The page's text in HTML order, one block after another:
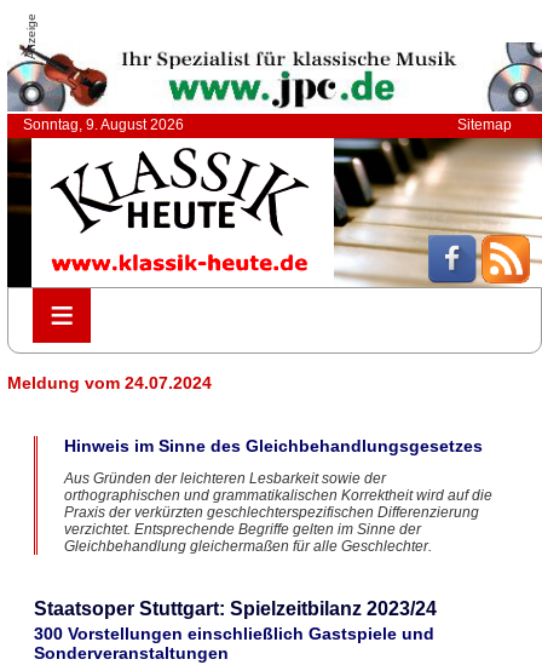
Anzeige
Sonntag, 9. August 2026 Sitemap
≡
≡
Meldung vom 24.07.2024
Hinweis im Sinne des Gleichbehandlungsgesetzes
Aus Gründen der leichteren Lesbarkeit sowie der
orthographischen und grammatikalischen Korrektheit wird auf die
Praxis der verkürzten geschlechterspezifischen Differenzierung
verzichtet. Entsprechende Begriffe gelten im Sinne der
Gleichbehandlung gleichermaßen für alle Geschlechter.
Staatsoper Stuttgart: Spielzeitbilanz 2023/24
300 Vorstellungen einschließlich Gastspiele und
Sonderveranstaltungen